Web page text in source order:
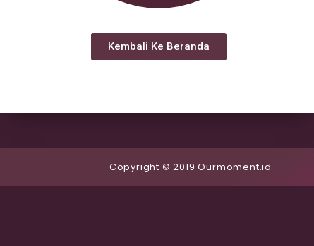
Kembali Ke Beranda
Copyright © 2019 Ourmoment.id